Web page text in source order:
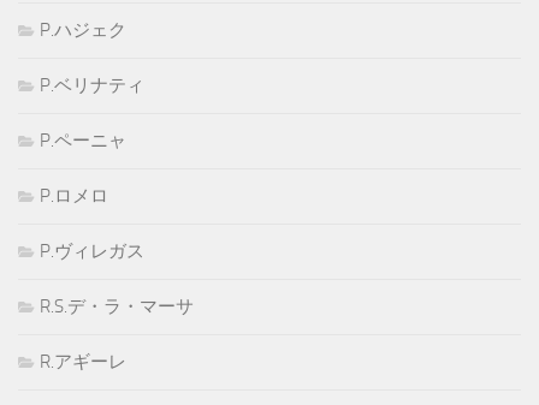
P.ハジェク
P.ベリナティ
P.ペーニャ
P.ロメロ
P.ヴィレガス
R.S.デ・ラ・マーサ
R.アギーレ